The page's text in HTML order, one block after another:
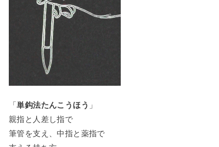
「単鈎法たんこうほう 」
親指と人差し指で
筆管を支え、中指と薬指で